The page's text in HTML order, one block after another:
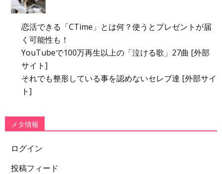
恋活できる「CTime」とは何？使うとプレゼントが届
く可能性も！
YouTubeで100万再生以上の「泣ける歌」27曲 [外部
サイト]
それでも整形している事を認めないセレブ達 [外部サイ
ト]
メタ情報
ログイン
投稿フィード